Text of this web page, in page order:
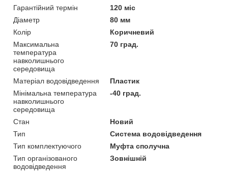
Гарантійний термін
120 міс
Діаметр
80 мм
Колір
Коричневий
Максимальна
температура
навколишнього
середовища
70 град.
Матеріал водовідведення
Пластик
Мінімальна температура
навколишнього
середовища
-40 град.
Стан
Новий
Тип
Система водовідведення
Тип комплектуючого
Муфта сполучна
Тип організованого
водовідведення
Зовнішній